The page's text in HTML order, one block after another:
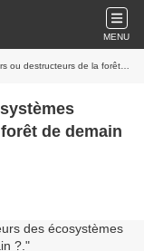
MENU
de la forêt de demain ?.
de demain